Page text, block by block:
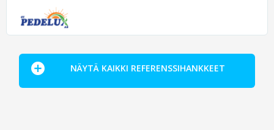
NÄYTÄ KAIKKI REFERENSSIHANKKEET